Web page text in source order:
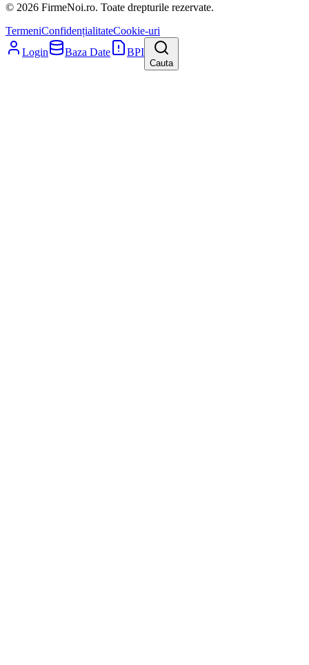
© 2026 FirmeNoi.ro. Toate drepturile rezervate.
TermeniConfidențialitateCookie-uri
Login
Baza Date BPI
Cauta